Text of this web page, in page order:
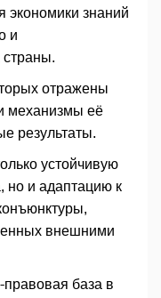
знаний
и
страны.
отражены
механизмы её
результаты.
устойчивую
но и адаптацию к
внешними
база в